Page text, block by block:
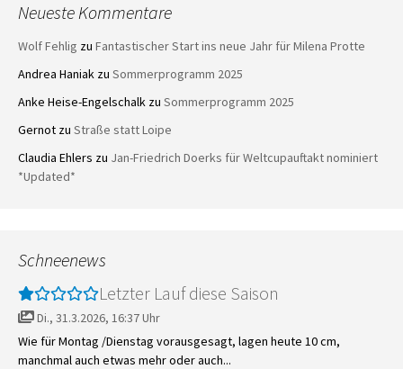
Neueste Kommentare
Wolf Fehlig zu Fantastischer Start ins neue Jahr für Milena Protte
Andrea Haniak zu Sommerprogramm 2025
Anke Heise-Engelschalk zu Sommerprogramm 2025
Gernot zu Straße statt Loipe
Claudia Ehlers zu Jan-Friedrich Doerks für Weltcupauftakt nominiert
*Updated*
Schneenews
Letzter Lauf diese Saison
Di., 31.3.2026, 16:37 Uhr
Wie für Montag /Dienstag vorausgesagt, lagen heute 10 cm,
manchmal auch etwas mehr oder auch...